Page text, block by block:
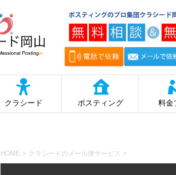
クラシード ポスティング 料金
HOME > クラシードのメール便サービス >